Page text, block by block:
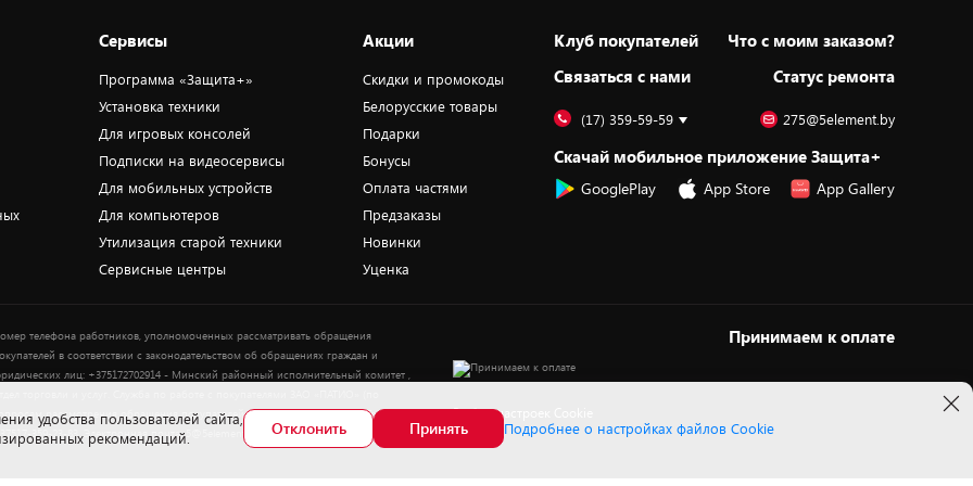
Сервисы
Программа «Защита+»
Установка техники
Для игровых консолей
Подписки на видеосервисы
Для мобильных устройств
Для компьютеров
Утилизация старой техники
Сервисные центры
Акции
Скидки и промокоды
Белорусские товары
Подарки
Бонусы
Оплата частями
Предзаказы
Новинки
Уценка
Клуб покупателей
Cвязаться с нами
Что с моим заказом?
Статус ремонта
(17) 359-59-59 275@5element.by
Скачай мобильное приложение Защита+
GooglePlay App Store App Gallery
телефона работников, уполномоченных рассматривать обращения
в соответствии с законодательством об обращениях граждан и
лиц: +375172702914 - Минский районный исполнительный комитет ,
рассмотрения обращения покупателей о нарушении их прав): Тел.:
359-23-83. Электронная почта: 5@5element.by
Принимаем к оплате
Выбор настроек Cookie
удобства пользователей сайта,
рекомендаций.
Отклонить Принять Подробнее о настройках файлов Cookie